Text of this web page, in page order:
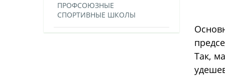
ПРОФСОЮЗНЫЕ
СПОРТИВНЫЕ ШКОЛЫ
Так,